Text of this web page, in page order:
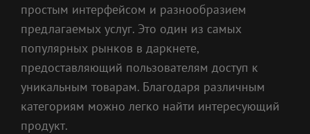
простым интерфейсом и разнообразием
предлагаемых услуг. Это один из самых
популярных рынков в даркнете,
предоставляющий пользователям доступ к
уникальным товарам. Благодаря различным
категориям можно легко найти интересующий
продукт.